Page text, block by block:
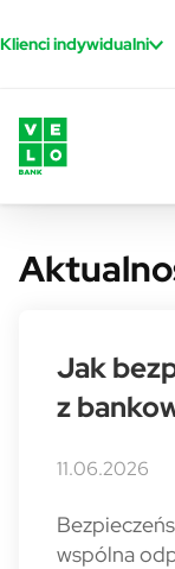
Klienci indywidualni
Jak
z
11.06.2026
wspólna